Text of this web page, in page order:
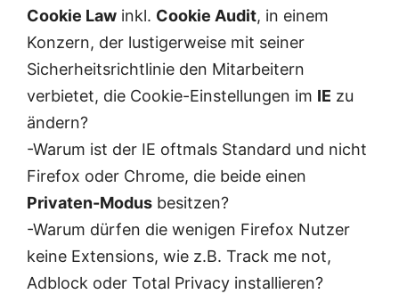
Cookie Law inkl. Cookie Audit, in einem
Konzern, der lustigerweise mit seiner
Sicherheitsrichtlinie den Mitarbeitern
verbietet, die Cookie-Einstellungen im IE zu
ändern?
-Warum ist der IE oftmals Standard und nicht
Firefox oder Chrome, die beide einen
Privaten-Modus besitzen?
-Warum dürfen die wenigen Firefox Nutzer
keine Extensions, wie z.B. Track me not,
Adblock oder Total Privacy installieren?